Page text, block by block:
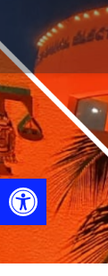
Open toolbar